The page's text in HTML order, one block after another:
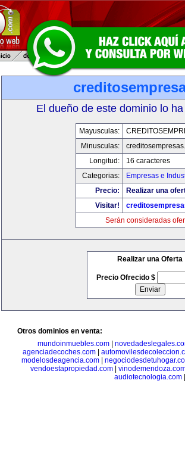
El dueño de este dominio lo
Mayusculas:
Minusculas:
Longitud:
16 caracteres
Categorias:
Empresas e
Precio:
Realizar una
Visitar!
Serán consideradas
Realizar una Oferta
Precio Ofrecido $
Otros dominios en venta:
mundoinmuebles.com
agenciadecoches.com
modelosdeagencia.com
vendoestapropiedad.com|
audiotecnologia.com